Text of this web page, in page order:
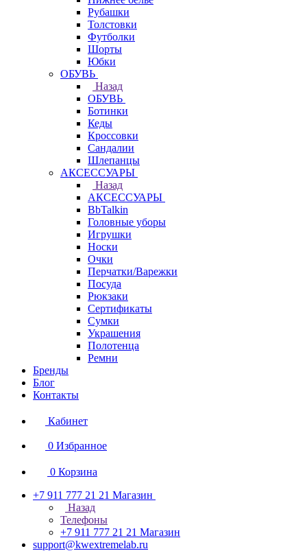
Рубашки
Толстовки
Футболки
Шорты
Юбки
ОБУВЬ
Назад
ОБУВЬ
Ботинки
Кеды
Кроссовки
Сандалии
Шлепанцы
АКСЕССУАРЫ
Назад
АКСЕССУАРЫ
BbTalkin
Головные уборы
Игрушки
Носки
Очки
Перчатки/Варежки
Посуда
Рюкзаки
Сертификаты
Сумки
Украшения
Полотенца
Ремни
Бренды
Блог
Контакты
Кабинет
0 Избранное
0 Корзина
+7 911 777 21 21 Магазин
Назад
Телефоны
+7 911 777 21 21 Магазин
support@kwextremelab.ru